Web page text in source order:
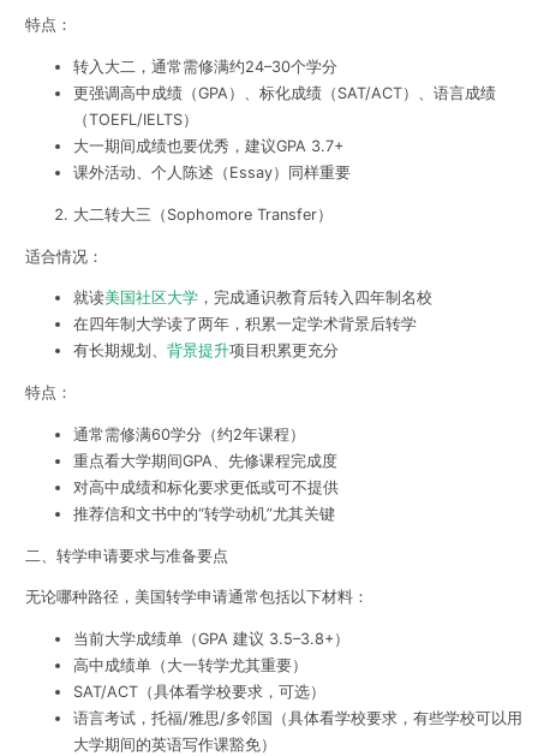
特点：
转入大二，通常需修满约24–30个学分
更强调高中成绩（GPA）、标化成绩（SAT/ACT）、语言成绩
（TOEFL/IELTS）
大一期间成绩也要优秀，建议GPA 3.7+
课外活动、个人陈述（Essay）同样重要
大二转大三（Sophomore Transfer）
适合情况：
就读美国社区大学，完成通识教育后转入四年制名校
在四年制大学读了两年，积累一定学术背景后转学
有长期规划、 背景提升项目积累更充分
特点：
通常需修满60学分（约2年课程）
重点看大学期间GPA、先修课程完成度
对高中成绩和标化要求更低或可不提供
推荐信和文书中的“转学动机”尤其关键
二、转学申请要求与准备要点
无论哪种路径，美国转学申请通常包括以下材料：
当前大学成绩单（GPA 建议 3.5–3.8+）
高中成绩单（大一转学尤其重要）
SAT/ACT（具体看学校要求，可选）
语言考试，托福/雅思/多邻国（具体看学校要求，有些学校可以用
大学期间的英语写作课豁免）